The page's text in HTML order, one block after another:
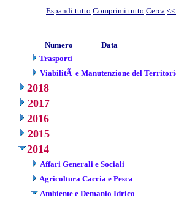
Espandi tutto Comprimi tutto Cerca
Numero Data
Trasporti
ViabilitÃ e Manutenzione del
2018
2017
2016
2015
2014
Affari Generali e Sociali
Agricoltura Caccia e Pesca
Ambiente e Demanio Idrico